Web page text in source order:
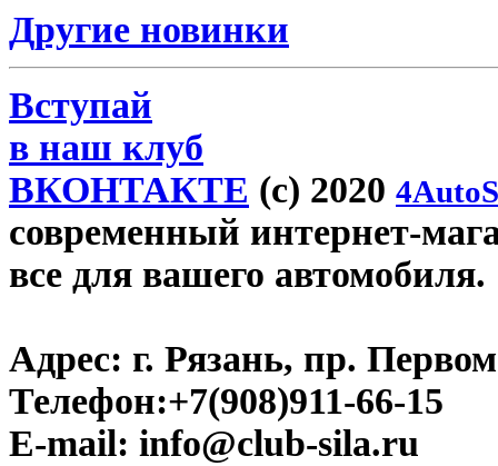
Другие новинки
Вступай
в наш клуб
ВКОНТАКТЕ (c) 2020
современный интернет-
все для вашего автомобиля.
Адрес: г. Рязань, пр.
Телефон:+7(908)911-66-15
E-mail: info@club-sila.ru